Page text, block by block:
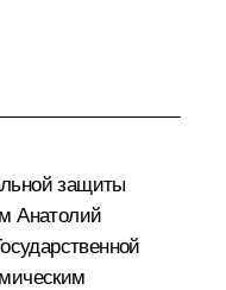
защиты
Анатолий